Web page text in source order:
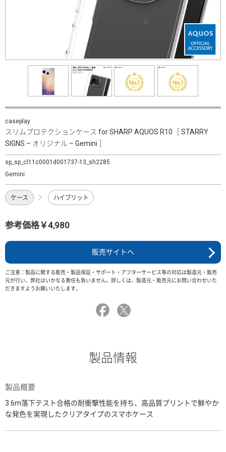
caseplay
スリムプロテクションケース for SHARP AQUOS R10［ STARRY
SIGNS – オリジナル – Gemini ］
sp_sp_cl11c0001d001737-13_sh2285
Gemini
ケース ハイブリット
参考価格￥4,980
販売サイトへ
ご注意：製品に関する販売・製品保証・サポート・アフターサービス等の対応は製造元・販売
元が行い、弊社はいかなる責任も負いません。詳しくは、製造元・販売元にお問い合わせいた
だきますようお願いいたします。
製品情報
製品概要
3.6m落下テスト合格の耐衝撃性能を持ち、高品質プリントで鮮やか
な発色を実現したクリアタイプのスマホケース